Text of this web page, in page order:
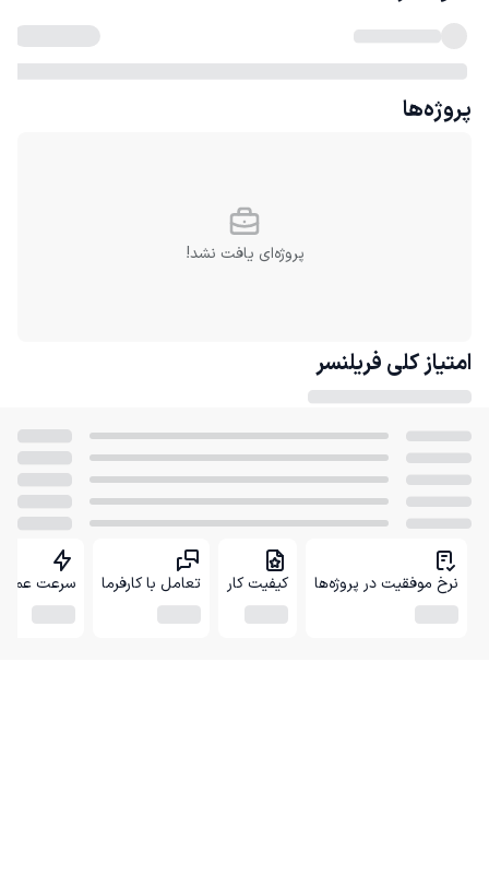
پروژه‌ها
پروژه‌ای یافت نشد!
امتیاز کلی فریلنسر
نرخ موفقیت در پروژه‌ها کیفیت کار تعامل با کارفرما سرعت عمل